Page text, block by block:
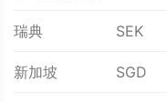
瑞典 SEK
新加坡 SGD